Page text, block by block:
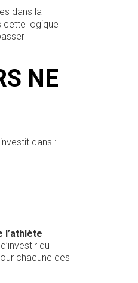
dans la
cette logique
NE
dans :
l’athlète
du
chacune des